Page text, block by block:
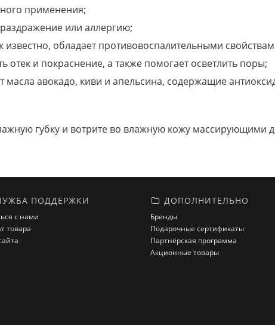
применения;
или аллергию;
известно, обладает противовоспалительными
отек и покраснение, а также помогает осветлить поры;
авокадо, киви и апельсина, содержащие
губку и вотрите во влажную кожу массирующими
ПОДДЕРЖКИ
с нами
товара
ДОПОЛНИТЕЛЬНО
Бренды
Подарочные сертификаты
Партнёрская программа
Акционные товары